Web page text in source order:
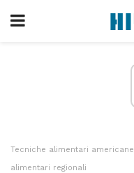
Tecniche alimentari americane
alimentari regionali